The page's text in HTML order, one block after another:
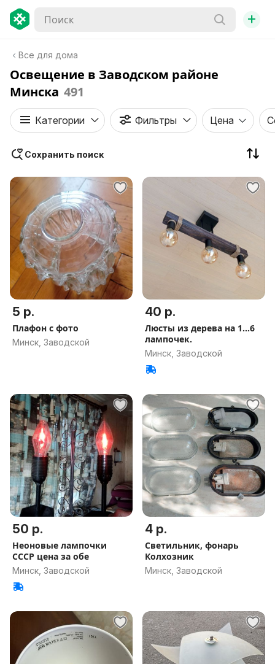
+
Все для дома
Освещение в Заводском районе
Минска 491
Категории Фильтры Цена
Сохранить поиск
5 р.
Плафон с фото
Минск, Заводской
40 р.
Люсты из дерева на 1...6
лампочек.
Минск, Заводской
50 р.
Неоновые лампочки
СССР цена за обе
Минск, Заводской
4 р.
Светильник, фонарь
Колхозник
Минск, Заводской